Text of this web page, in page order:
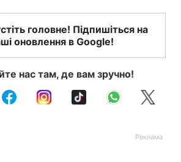
головне! Підпишіться на
оновлення в Google!
нас там, де вам зручно!